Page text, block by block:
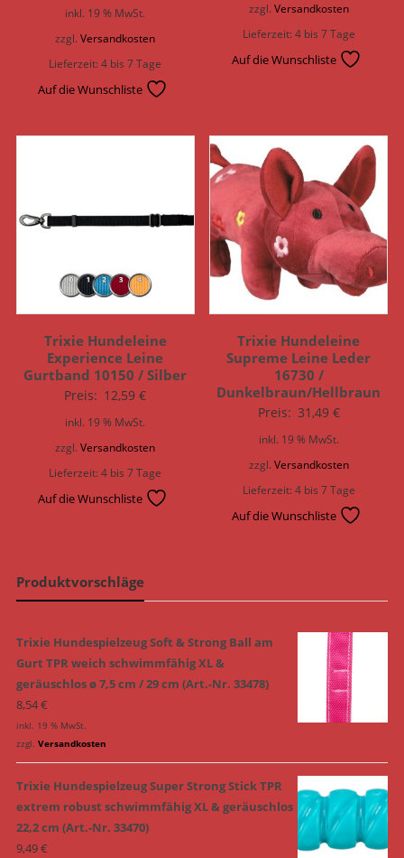
inkl. 19 % MwSt.
zzgl.Versandkosten
Lieferzeit:4 bis 7 Tage
Auf die Wunschliste
zzgl. Versandkosten
Lieferzeit:4 bis 7 Tage
Auf die Wunschliste
Trixie Hundeleine
Experience Leine
Gurtband 10150 / Silber
Preis: 12,59€
inkl. 19 % MwSt.
zzgl.Versandkosten
Lieferzeit:4 bis 7 Tage
Auf die Wunschliste
Trixie Hundeleine
Supreme Leine Leder
16730 /
Dunkelbraun/Hellbraun
Preis: 31,49 €
inkl. 19 % MwSt.
zzgl. Versandkosten
Lieferzeit:4 bis 7 Tage
Auf die Wunschliste
Produktvorschläge
Trixie Hundespielzeug Soft & Strong Ball am
Gurt TPR weich schwimmfähig XL &
geräuschlos ø 7,5 cm / 29 cm (Art.-Nr. 33478)
8,54€
inkl. 19 % MwSt.
zzgl. Versandkosten
Trixie Hundespielzeug Super Strong Stick TPR
extrem robust schwimmfähig XL & geräuschlos
22,2 cm (Art.-Nr. 33470)
9,49€